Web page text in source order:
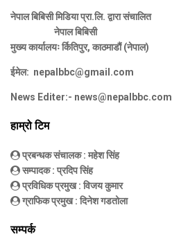
नेपाल बिबिसी मिडिया प्रा.लि. द्वारा संचालित
नेपाल बिबिसी
मुख्य कार्यालयः र्कितिपुर, काठमाडौं (नेपाल)
ईमेल: nepalbbc@gmail.com
News Editer:- news@nepalbbc.com
हाम्रो टिम
प्रबन्धक संचालक: महेश सिंह
सम्पादक: प्रदिप सिंह
प्रविधिक प्रमुख: विजय कुमार
ग्राफिक प्रमुख: दिनेश गडतोला
सम्पर्क